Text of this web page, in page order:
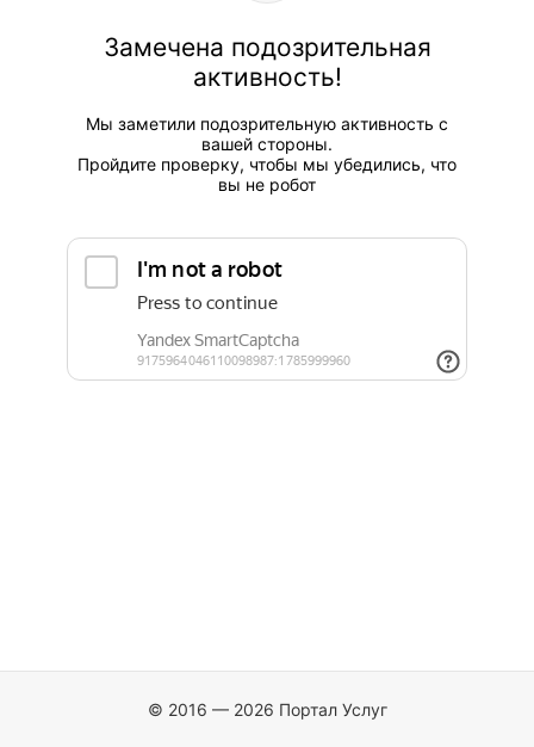
Замечена подозрительная
активность!
Мы заметили подозрительную активность с
вашей стороны.
Пройдите проверку, чтобы мы убедились, что
вы не робот
© 2016 — 2026 Портал Услуг